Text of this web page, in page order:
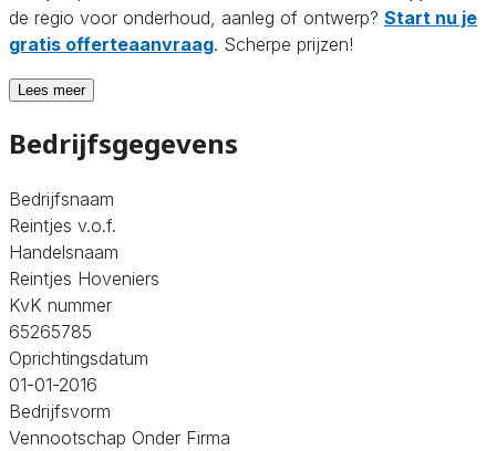
de regio voor onderhoud, aanleg of ontwerp? Start nu je
gratis offerteaanvraag. Scherpe prijzen!
Lees meer
Bedrijfsgegevens
Bedrijfsnaam
Reintjes v.o.f.
Handelsnaam
Reintjes Hoveniers
KvK nummer
65265785
Oprichtingsdatum
01-01-2016
Bedrijfsvorm
Vennootschap Onder Firma